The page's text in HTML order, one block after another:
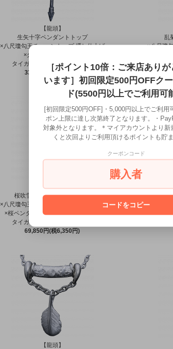
【龍頭】
生矢十字ペンダントトップ
×八尺瓊勾玉チェーントップ 燻し仕上げ
×火焔ペンダント 石付
タイガーアイビーズ 2個セット
33,000円(税3,000円)
乱
×八尺瓊
×菊紋
タイ
【龍頭】
桜吹雪インゴットドックタグ
×八尺瓊勾玉チェーントップ 燻し仕上げ
×桜ペンダントトップ K18×シルバー
タイガーアイビーズ 2個セット
69,850円(税6,350円)
双八
×八尺瓊
×八
【龍頭】
［ポイント10倍：ご来店あり
います］初回限定500円OFFク
ド(5500円以上でご利用可
[初回限定500円OFF]・5,000円以上でご利用
ポン上限に達し次第終了となります。・
対象外となります。＊マイアカウントより新
くと次回よりご利用頂けるポイントも貯ま
クーポンコード
購入者
コードをコピー